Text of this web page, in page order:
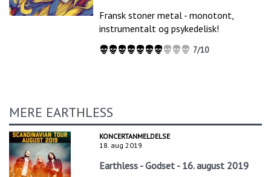
Fransk stoner metal - monotont,
instrumentalt og psykedelisk!
7/10
MERE EARTHLESS
KONCERTANMELDELSE
18. aug 2019
Earthless - Godset - 16. august 2019